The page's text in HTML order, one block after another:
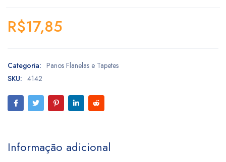
R$17,85
Categoria: Panos Flanelas e Tapetes
SKU: 4142
Informação adicional